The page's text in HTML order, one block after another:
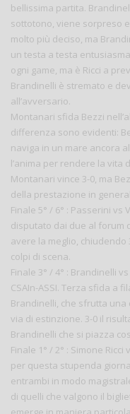
bellissima partita.
sottotono, viene sorpreso
molto più deciso, ma
un testa a testa
ogni game, ma è Ricci a
Brandinelli è stremato e
all’avversario.
Montanari sfida Bezzi
differenza sono evidenti:
naviga in un mare ancora
l’anima per rendere la vita
Montanari vince 3-0, ma
della prestazione in
Finale 5° / 6° : Passerini vs
disputato dai due al forum
avere la meglio,
colpi di scena.
Finale 3° / 4° : Brandinelli
CSAIn-ASSI. Terza sfida a
Brandinelli, che sfrutta una
via di estinzione. 3-0 il
Brandinelli che si piazza
Finale 1° / 2° : Simone
per questa stupenda
entrambi in modo
di quelli che valgono il